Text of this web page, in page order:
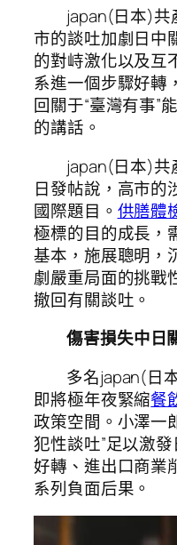
japan(日本)共
市的談吐加劇日中
的對峙激化以及互
系進一個步驟好轉
回關于“臺灣有事”
的講話。
japan(日本)共
日發帖說，高市的
國際題目。 供膳體
極標的目的成長，
基本，施展聰明，
劇嚴重局面的挑戰
撤回有關談吐。
傷害損失中日
多名japan(日
即將極年夜緊縮餐
政策空間。小澤一
犯性談吐”足以激
好轉、進出口商業
系列負面后果。